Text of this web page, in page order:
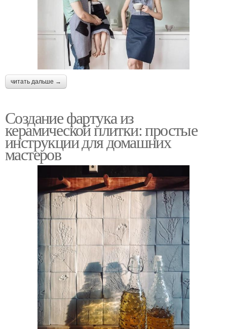
читать дальше →
Создание фартука из
керамической плитки: простые
инструкции для домашних
мастеров